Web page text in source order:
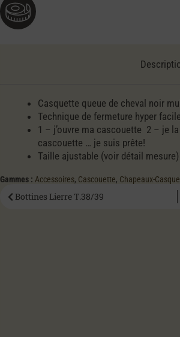
Casquette queue de cheval noir
Technique de fermeture hyper
1 – j’ouvre ma cascouette 2 – je
cascouette … je suis prête!
Taille ajustable (voir détail mesure)
Gammes : Accessoires, Cascouette, Chapeaux-
Bottines Lierre T.38/39